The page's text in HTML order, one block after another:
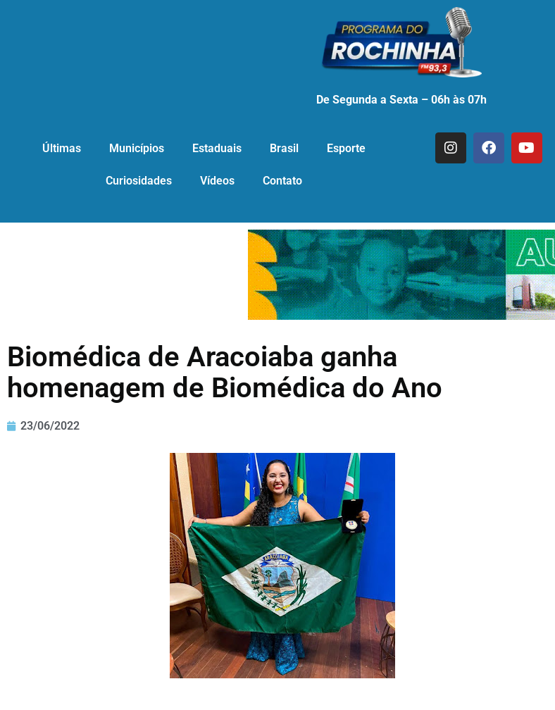
De Segunda a Sexta – 06h às 07h
Últimas Municípios Estaduais Brasil Esporte
Curiosidades Vídeos Contato
Biomédica de Aracoiaba ganha
homenagem de Biomédica do Ano
23/06/2022